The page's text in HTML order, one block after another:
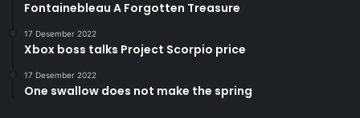
Fontainebleau A Forgotten Treasure
17 Desember 2022
Xbox boss talks Project Scorpio price
17 Desember 2022
One swallow does not make the spring